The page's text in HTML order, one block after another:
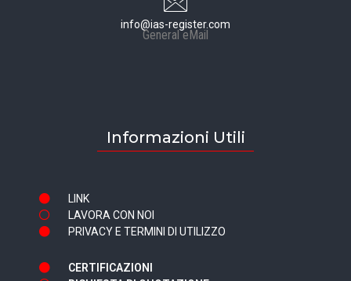
info@ias-register.com
General eMail
Informazioni Utili
LINK
LAVORA CON NOI
PRIVACY E TERMINI DI UTILIZZO
CERTIFICAZIONI